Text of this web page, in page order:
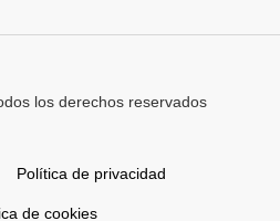
los derechos reservados
Política de privacidad
de cookies